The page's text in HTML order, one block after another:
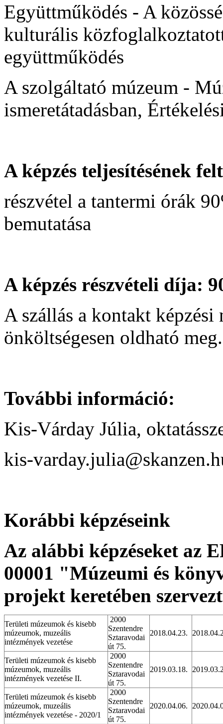
Együttműködés - A
kulturális
együttműködés
A szolgáltató múzeum -
ismeretátadásban,
A képzés teljesítésének
részvétel a tantermi órák
bemutatása
A képzés részvételi díja:
A szállás a kontakt képzési
önköltségesen oldható meg.
További információ:
Kis-Várday Júlia,
kis-
Korábbi képzéseink
Az alábbi képzéseket az
00001 "Múzeumi és
projekt keretében
Területi múzeumok és kisebb
múzeumok, muzeális
intézmények vezetése
2000
Szentendre
Sztaravodai
út 75.
2018.04.23.
Területi múzeumok és kisebb
múzeumok, muzeális
intézmények vezetése II.
2000
Szentendre
Sztaravodai
út 75.
2019.03.18.
Területi múzeumok és kisebb
múzeumok, muzeális
intézmények vezetése - 2020/1
2000
Szentendre
Sztaravodai
út 75.
2020.04.06.